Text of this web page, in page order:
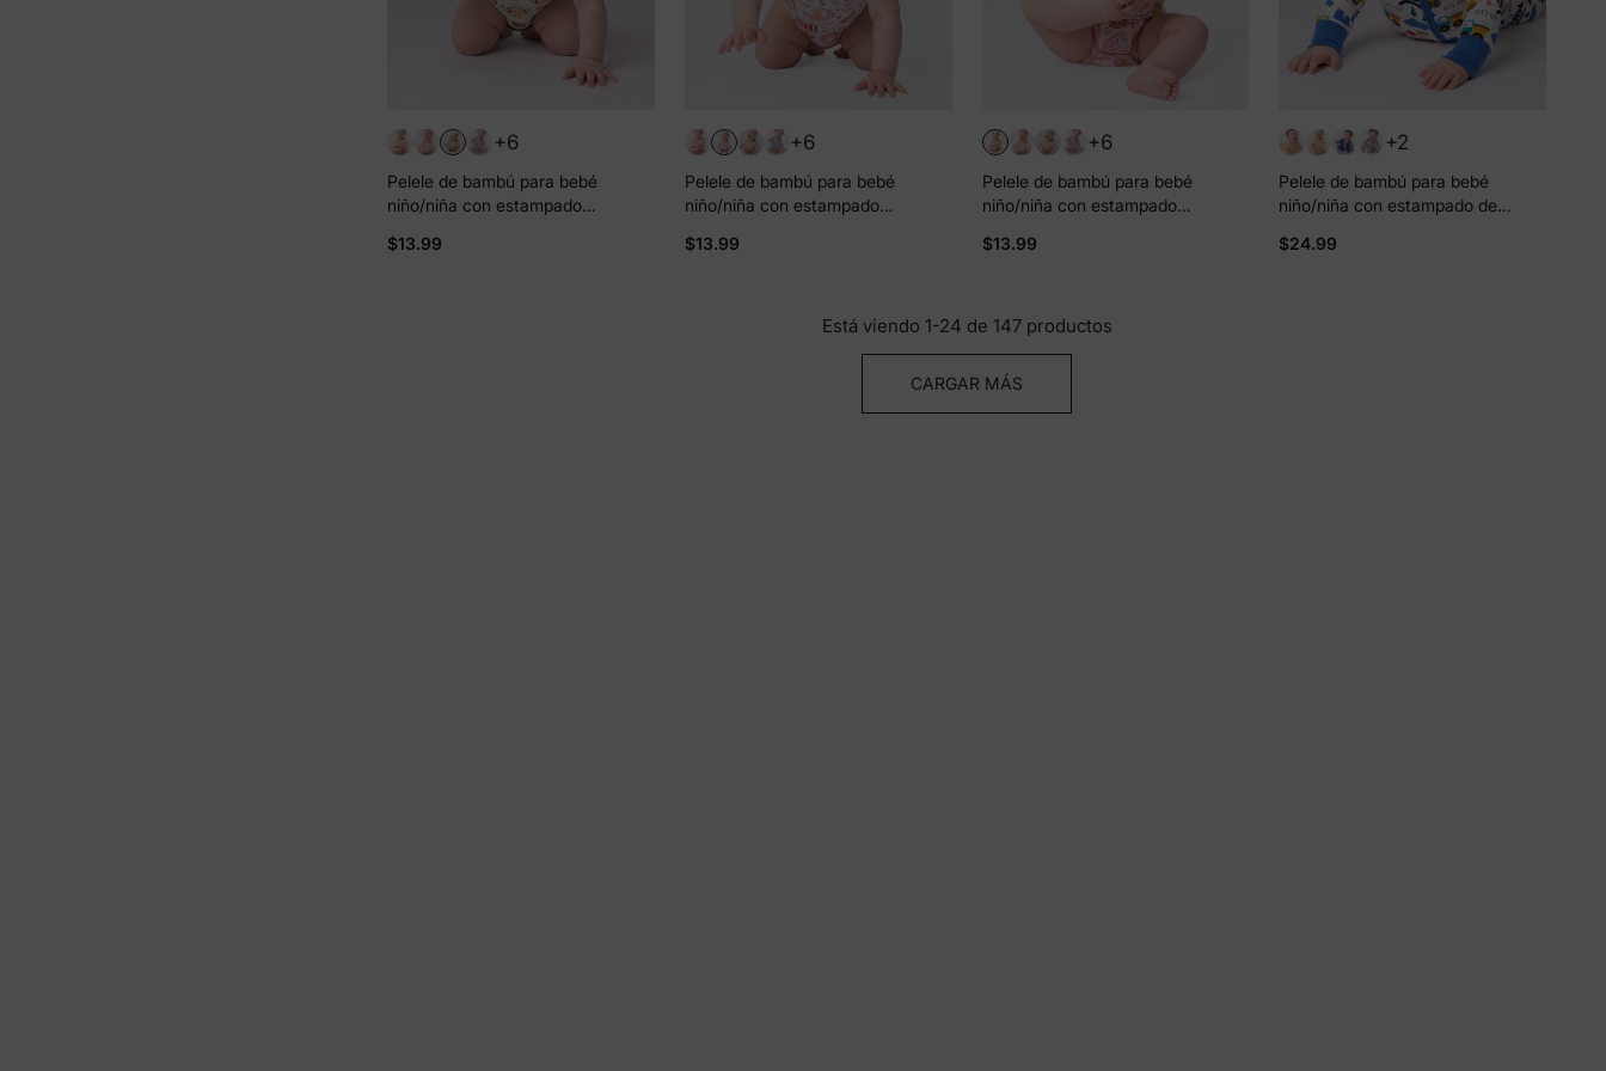
+6
Pelele de bambú para bebé
niño/niña con estampado
$13.99
+6
Pelele de bambú para bebé
niño/niña con estampado
$13.99
+6
Pelele de bambú para bebé
niño/niña con estampado
$13.99
+2
Pelele de bambú para bebé
niño/niña con estampado de
bidireccional, antideslizante,
$24.99
Está viendo 1-24 de 147 productos
CARGAR MÁS